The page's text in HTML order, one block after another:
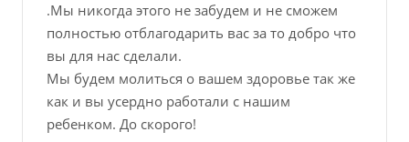
.Мы никогда этого не забудем и не сможем
полностью отблагодарить вас за то добро что
вы для нас сделали.
Мы будем молиться о вашем здоровье так же
как и вы усердно работали с нашим
ребенком. До скорого!